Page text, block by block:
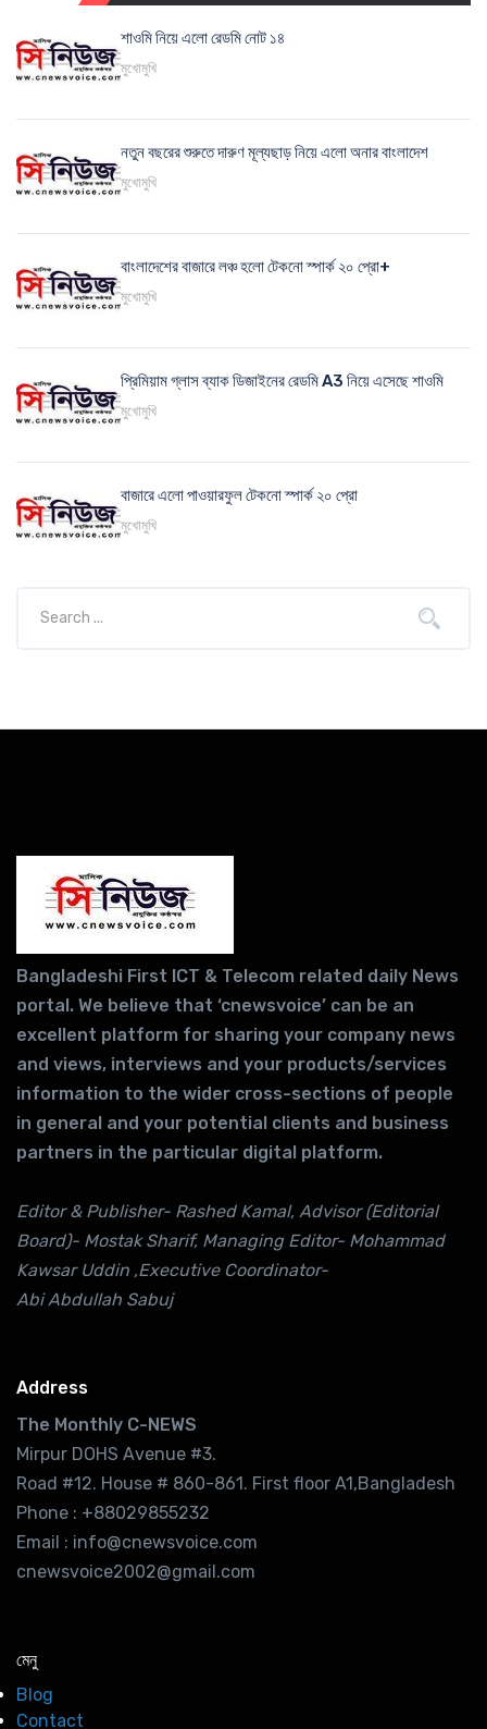
শাওমি নিয়ে এলো রেডমি নোট ১৪
মুখোমুখি
নতুন বছরের শুরুতে দারুণ মূল্যছাড় নিয়ে এলো অনার বাংলাদেশ
মুখোমুখি
বাংলাদেশের বাজারে লঞ্চ হলো টেকনো স্পার্ক ২০ প্রো+
মুখোমুখি
প্রিমিয়াম গ্লাস ব্যাক ডিজাইনের রেডমি A3 নিয়ে এসেছে শাওমি
মুখোমুখি
বাজারে এলো পাওয়ারফুল টেকনো স্পার্ক ২০ প্রো
মুখোমুখি
Bangladeshi First ICT & Telecom related daily News
portal. We believe that ‘cnewsvoice’ can be an
excellent platform for sharing your company news
and views, interviews and your products/services
information to the wider cross-sections of people
in general and your potential clients and business
partners in the particular digital platform.
Editor & Publisher- Rashed Kamal, Advisor (Editorial
Board)- Mostak Sharif, Managing Editor- Mohammad
Kawsar Uddin ,Executive Coordinator-
Abi Abdullah Sabuj
Address
The Monthly C-NEWS
Mirpur DOHS Avenue #3.
Road #12. House # 860-861. First floor A1,Bangladesh
Phone : +88029855232
Email : info@cnewsvoice.com
cnewsvoice2002@gmail.com
মেনু
Blog
Contact